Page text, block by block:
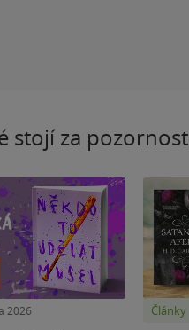
stojí za pozornost
2026 Články